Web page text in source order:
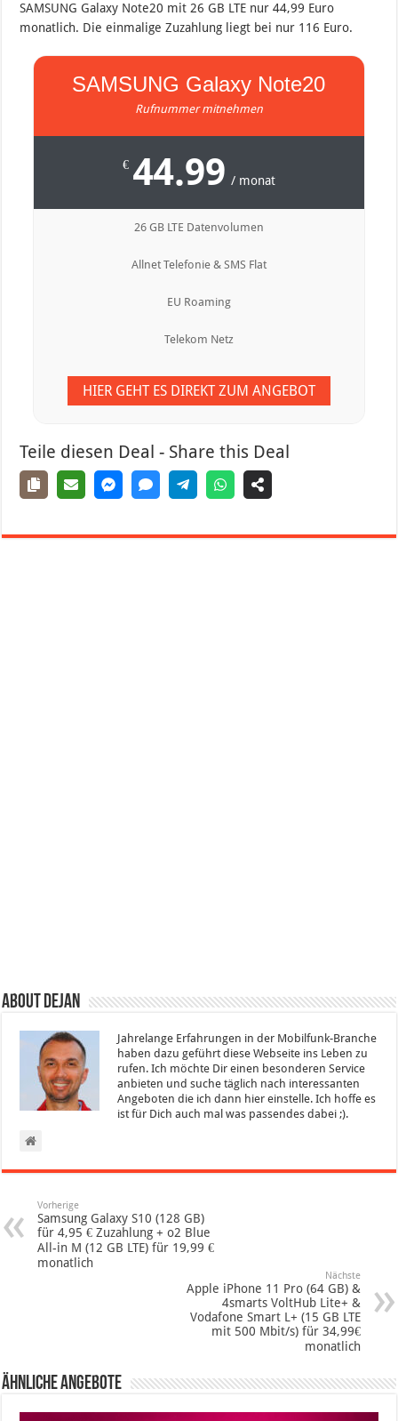
SAMSUNG Galaxy Note20 mit 26 GB LTE nur 44,99 Euro
monatlich. Die einmalige Zuzahlung liegt bei nur 116 Euro.
SAMSUNG Galaxy Note20
Rufnummer mitnehmen
€ 44.99 / monat
26 GB LTE Datenvolumen
Allnet Telefonie & SMS Flat
EU Roaming
Telekom Netz
HIER GEHT ES DIREKT ZUM ANGEBOT
Teile diesen Deal - Share this Deal
About Dejan
Jahrelange Erfahrungen in der Mobilfunk-Branche
haben dazu geführt diese Webseite ins Leben zu
rufen. Ich möchte Dir einen besonderen Service
anbieten und suche täglich nach interessanten
Angeboten die ich dann hier einstelle. Ich hoffe es
ist für Dich auch mal was passendes dabei ;).
Vorherige
Samsung Galaxy S10 (128 GB)
für 4,95 € Zuzahlung + o2 Blue
All-in M (12 GB LTE) für 19,99 €
monatlich
Nächste
Apple iPhone 11 Pro (64 GB) &
4smarts VoltHub Lite+ &
Vodafone Smart L+ (15 GB LTE
mit 500 Mbit/s) für 34,99€
monatlich
Ähnliche Angebote